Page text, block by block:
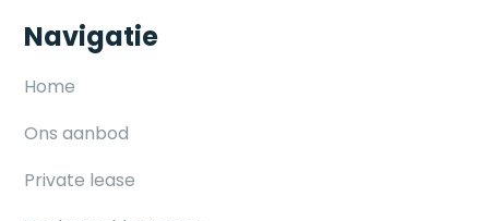
Navigatie
Home
Ons aanbod
Private lease